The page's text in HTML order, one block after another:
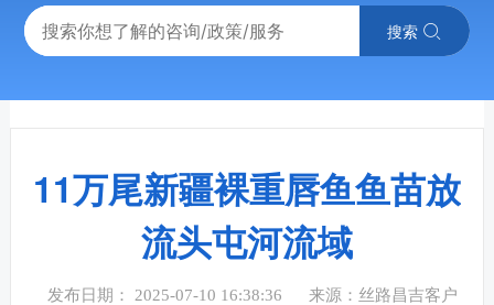
搜索
11万尾新疆裸重唇鱼鱼苗放
流头屯河流域
发布日期： 2025-07-10 16:38:36
来源：丝路昌吉客户